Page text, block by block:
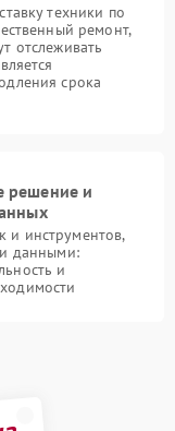
техники по
ремонт,
отслеживать
срока
решение и
и инструментов,
данными:
и